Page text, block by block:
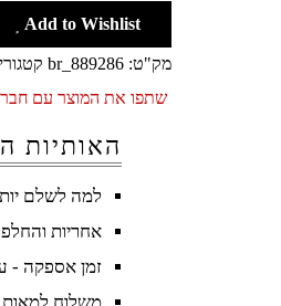
Add to Wishlist
מק"ט: br_889286
שתפו את המוצר עם
האותיות
למה לשלם
אחריות והחלפות עד 14 ימים
זמן אספקה - עד 15-20 ימי עבודה - לא כולל שישי